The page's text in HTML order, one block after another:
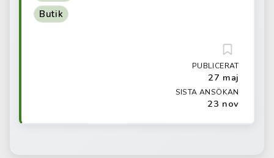
Butik
PUBLICERAT
27 maj
SISTA ANSÖKAN
23 nov